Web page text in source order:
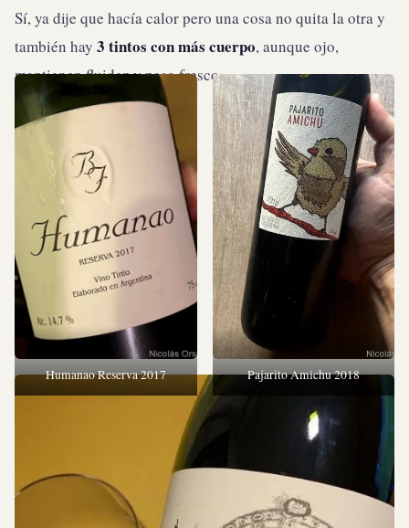
Sí, ya dije que hacía calor pero una cosa no quita la otra y
también hay 3 tintos con más cuerpo, aunque ojo,
mantienen fluidez y paso fresco.
Humanao Reserva 2017 Pajarito Amichu 2018